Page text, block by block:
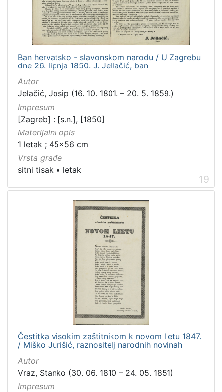
Ban hervatsko - slavonskom narodu / U Zagrebu
dne 26. lipnja 1850. J. Jellačić, ban
Autor
Jelačić, Josip (16. 10. 1801. – 20. 5. 1859.)
Impresum
[Zagreb] : [s.n.], [1850]
Materijalni opis
1 letak ; 45x56 cm
Vrsta građe
sitni tisak • letak
19
Čestitka visokim zaštitnikom k novom lietu 1847.
/ Miško Jurišić, raznositelj narodnih novinah
Autor
Vraz, Stanko (30. 06. 1810 – 24. 05. 1851)
Impresum